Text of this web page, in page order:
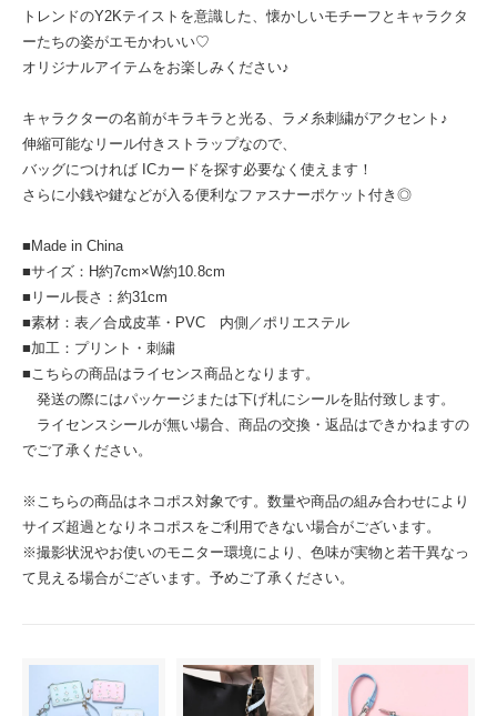
トレンドのY2Kテイストを意識した、懐かしいモチーフとキャラクタ
ーたちの姿がエモかわいい♡
オリジナルアイテムをお楽しみください♪
キャラクターの名前がキラキラと光る、ラメ糸刺繍がアクセント♪
伸縮可能なリール付きストラップなので、
バッグにつければ ICカードを探す必要なく使えます！
さらに小銭や鍵などが入る便利なファスナーポケット付き◎
■Made in China
■サイズ：H約7cm×W約10.8cm
■リール長さ：約31cm
■素材：表／合成皮革・PVC 内側／ポリエステル
■加工：プリント・刺繍
■こちらの商品はライセンス商品となります。
発送の際にはパッケージまたは下げ札にシールを貼付致します。
ライセンスシールが無い場合、商品の交換・返品はできかねますの
でご了承ください。
※こちらの商品はネコポス対象です。数量や商品の組み合わせにより
サイズ超過となりネコポスをご利用できない場合がございます。
※撮影状況やお使いのモニター環境により、色味が実物と若干異なっ
て見える場合がございます。予めご了承ください。